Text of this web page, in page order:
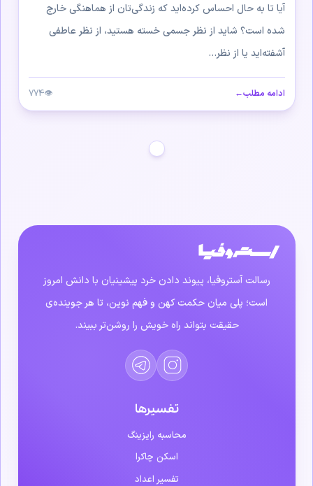
آیا تا به حال احساس کرده‌اید که زندگی‌تان از هماهنگی خارج
شده است؟ شاید از نظر جسمی خسته هستید، از نظر عاطفی
آشفته‌اید یا از نظر...
ادامه مطلب←
👁
774
رسالت آستروفیا، پیوند دادن خرد پیشینیان با دانش امروز
است؛ پلی میان حکمت کهن و فهم نوین، تا هر جوینده‌ی
حقیقت بتواند راه خویش را روشن‌تر ببیند.
تفسیرها
محاسبه رایزینگ
اسکن چاکرا
تفسیر اعداد